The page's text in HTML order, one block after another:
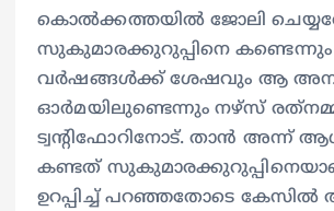
കൊല്‍ക്കത്തയില്‍ ജോലി
സുകുമാരക്കുറുപ്പിനെ കണ്ടെന്നും
വര്‍ഷങ്ങള്‍ക്ക് ശേഷവും ആ
ഓര്‍മയിലുണ്ടെന്നും നഴ്‌സ്
ട്വന്റിഫോറിനോട്. താന്‍ അന്ന്
കണ്ടത്
ഉറപ്പിച്ച് പറഞ്ഞതോടെ